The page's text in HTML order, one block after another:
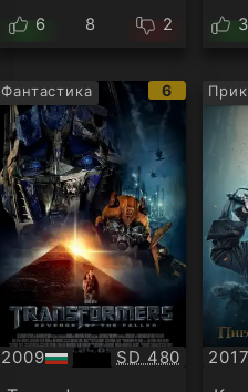
6 8 2
Фантастика
IMDb
рейтинг:
6
2009
БГ
аудио
Качество:
SD 480 2017
БГ
аудио